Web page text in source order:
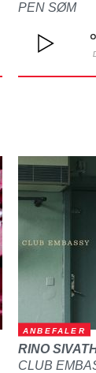
PEN SØM
ANBEFALER
RINO
CLUB